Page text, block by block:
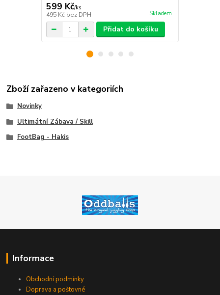
599 Kč/ks
495 Kč bez DPH Skladem
Přidat do košíku
Zboží zařazeno v kategoriích
Novinky
Ultimátní Zábava / Skill
FootBag - Hakis
Informace
Obchodní podmínky
Doprava a poštovné